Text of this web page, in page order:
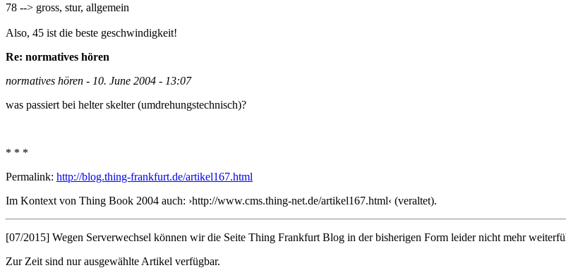
78 --> gross, stur, allgemein
Also, 45 ist die beste geschwindigkeit!
Re: normatives hören
normatives hören - 10. June 2004 - 13:07
was passiert bei helter skelter (umdrehungstechnisch)?
* * *
Permalink: http://blog.thing-frankfurt.de/artikel167.html
Im Kontext von Thing Book 2004 auch: ›http://www.cms.thing-net.de/artikel167.html‹ (veraltet).
[07/2015] Wegen Serverwechsel können wir die Seite Thing Frankfurt Blog in der bisherigen Form leider nicht mehr
Zur Zeit sind nur ausgewählte Artikel verfügbar.